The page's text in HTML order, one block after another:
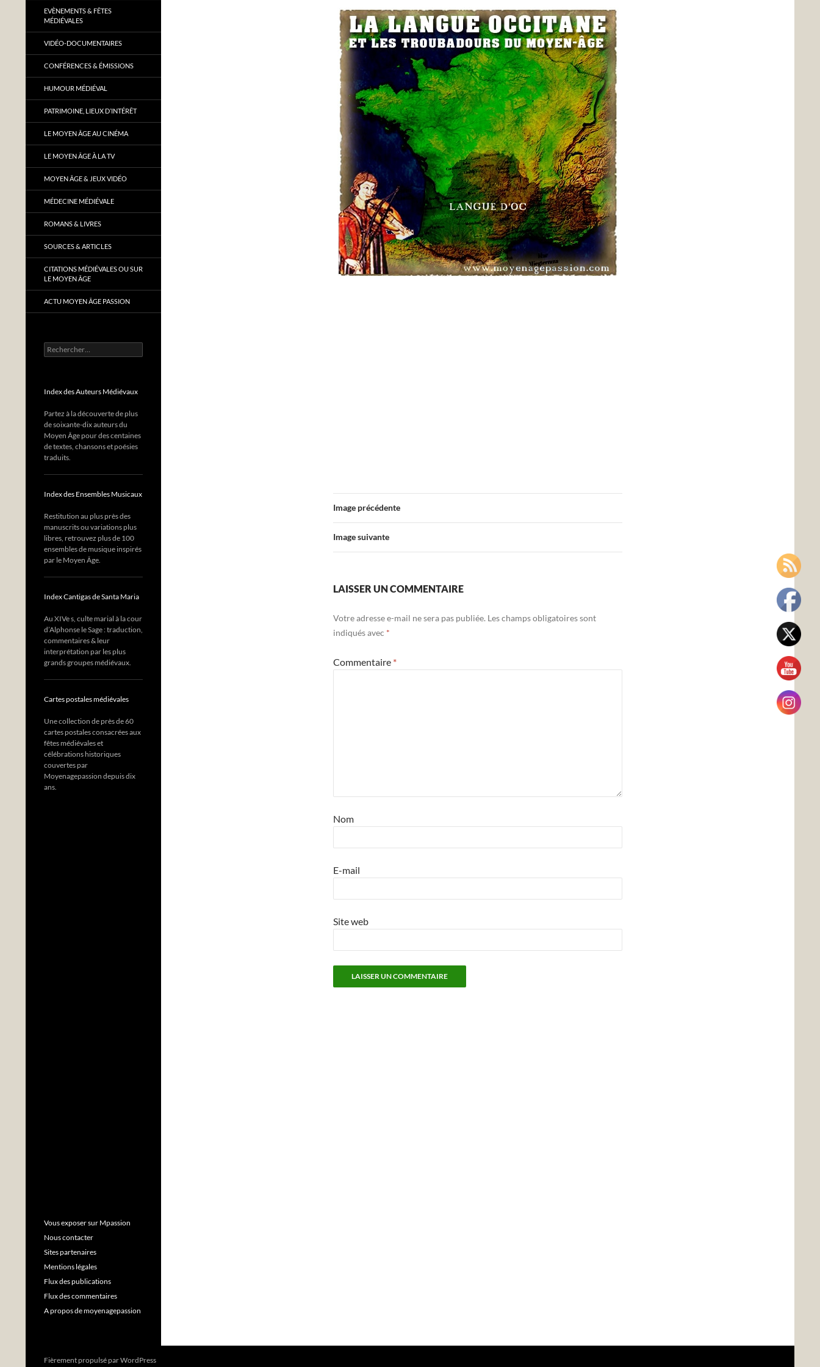
Image précédente
Image suivante
LAISSER UN COMMENTAIRE
Votre adresse e-mail ne sera pas publiée. Les champs obligatoires sont
indiqués avec *
Commentaire *
Nom
E-mail
Site web
EVÈNEMENTS & FÊTES
MÉDIÉVALES
VIDÉO-DOCUMENTAIRES
CONFÉRENCES & ÉMISSIONS
HUMOUR MÉDIÉVAL
PATRIMOINE, LIEUX D’INTÉRÊT
LE MOYEN ÂGE AU CINÉMA
LE MOYEN ÂGE À LA TV
MOYEN ÂGE & JEUX VIDÉO
MÉDECINE MÉDIÉVALE
ROMANS & LIVRES
SOURCES & ARTICLES
CITATIONS MÉDIÉVALES OU SUR
LE MOYEN ÂGE
ACTU MOYEN ÂGE PASSION
Rechercher :
Index des Auteurs Médiévaux
Partez à la découverte de plus
de soixante-dix auteurs du
Moyen Âge pour des centaines
de textes, chansons et poésies
traduits.
Index des Ensembles Musicaux
Restitution au plus près des
manuscrits ou variations plus
libres, retrouvez plus de 100
ensembles de musique inspirés
par le Moyen Âge.
Index Cantigas de Santa Maria
Au XIVe s, culte marial à la cour
d’Alphonse le Sage : traduction,
commentaires & leur
interprétation par les plus
grands groupes médiévaux.
Cartes postales médiévales
Une collection de près de 60
cartes postales consacrées aux
fêtes médiévales et
célébrations historiques
couvertes par
Moyenagepassion depuis dix
ans.
Vous exposer sur Mpassion
Nous contacter
Sites partenaires
Mentions légales
Flux des publications
Flux des commentaires
A propos de moyenagepassion
Fièrement propulsé par WordPress